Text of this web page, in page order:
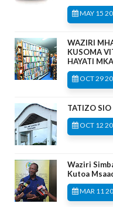
MAY 15
WAZIRI
KUSOMA
HAYATI
OCT 29
TATIZO SIO
OCT 12
Waziri
Kutoa
MAR 11